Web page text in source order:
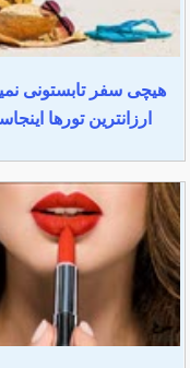
هیچی سفر تابستونی
ارزانترین تورها